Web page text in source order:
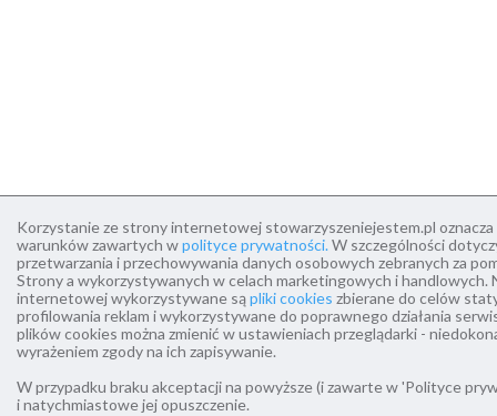
Korzystanie ze strony internetowej stowarzyszeniejestem.pl oznacza
warunków zawartych wpolityce prywatności.W szczególności
przetwarzania i przechowywania danych osobowych zebranych za
Strony a wykorzystywanych w celach marketingowych i handlowych.
internetowej wykorzystywane sąpliki cookies zbierane do celów
profilowania reklam i wykorzystywane do poprawnego działania
plików cookies można zmienić w ustawieniach przeglądarki -
wyrażeniem zgody na ich zapisywanie.
W przypadku braku akceptacji na powyższe (i zawarte w 'Polityce
i natychmiastowe jej opuszczenie.